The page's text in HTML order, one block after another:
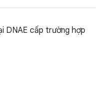
DNAE cấp trường hợp